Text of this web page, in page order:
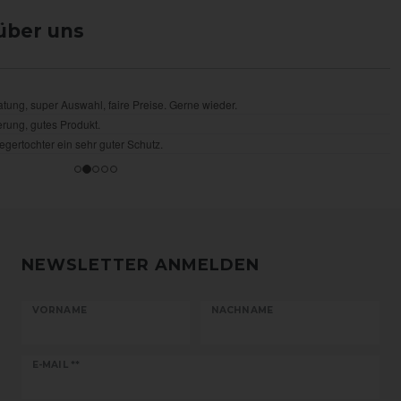
uns
NEWSLETTER ANMELDEN
VORNAME NACHNAME
E-MAIL **
Newsletter